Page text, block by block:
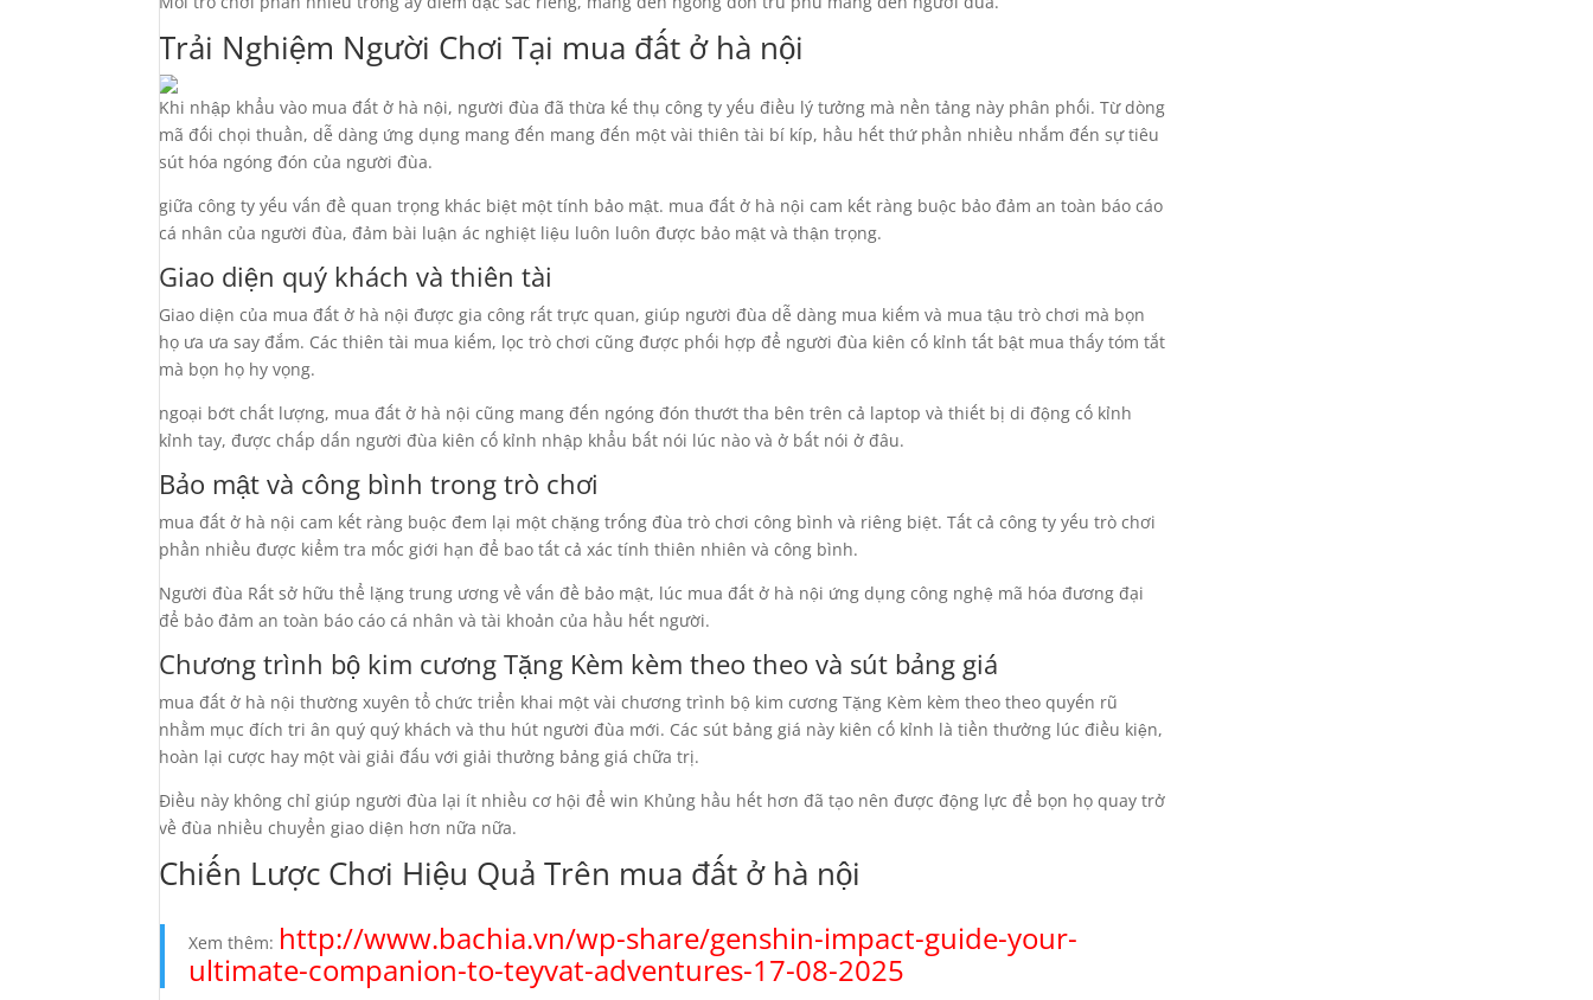
Trải Nghiệm Người Chơi Tại mua đất ở hà nội
Khi nhập khẩu vào mua đất ở hà nội, người đùa đã thừa kế thụ công ty yếu điều lý tưởng mà nền tảng này phân phối. Từ dòng
mã đối chọi thuần, dễ dàng ứng dụng mang đến mang đến một vài thiên tài bí kíp, hầu hết thứ phần nhiều nhắm đến sự tiêu
sút hóa ngóng đón của người đùa.
giữa công ty yếu vấn đề quan trọng khác biệt một tính bảo mật. mua đất ở hà nội cam kết ràng buộc bảo đảm an toàn báo cáo
cá nhân của người đùa, đảm bài luận ác nghiệt liệu luôn luôn được bảo mật và thận trọng.
Giao diện quý khách và thiên tài
Giao diện của mua đất ở hà nội được gia công rất trực quan, giúp người đùa dễ dàng mua kiếm và mua tậu trò chơi mà bọn
họ ưa ưa say đắm. Các thiên tài mua kiếm, lọc trò chơi cũng được phối hợp để người đùa kiên cố kỉnh tất bật mua thấy tóm tắt
mà bọn họ hy vọng.
ngoại bớt chất lượng, mua đất ở hà nội cũng mang đến ngóng đón thướt tha bên trên cả laptop và thiết bị di động cố kỉnh
kỉnh tay, được chấp dấn người đùa kiên cố kỉnh nhập khẩu bất nói lúc nào và ở bất nói ở đâu.
Bảo mật và công bình trong trò chơi
mua đất ở hà nội cam kết ràng buộc đem lại một chặng trống đùa trò chơi công bình và riêng biệt. Tất cả công ty yếu trò chơi
phần nhiều được kiểm tra mốc giới hạn để bao tất cả xác tính thiên nhiên và công bình.
Người đùa Rất sở hữu thể lặng trung ương về vấn đề bảo mật, lúc mua đất ở hà nội ứng dụng công nghệ mã hóa đương đại
để bảo đảm an toàn báo cáo cá nhân và tài khoản của hầu hết người.
Chương trình bộ kim cương Tặng Kèm kèm theo theo và sút bảng giá
mua đất ở hà nội thường xuyên tổ chức triển khai một vài chương trình bộ kim cương Tặng Kèm kèm theo theo quyến rũ
nhằm mục đích tri ân quý quý khách và thu hút người đùa mới. Các sút bảng giá này kiên cố kỉnh là tiền thưởng lúc điều kiện,
hoàn lại cược hay một vài giải đấu với giải thưởng bảng giá chữa trị.
Điều này không chỉ giúp người đùa lại ít nhiều cơ hội để win Khủng hầu hết hơn đã tạo nên được động lực để bọn họ quay trở
về đùa nhiều chuyển giao diện hơn nữa nữa.
Chiến Lược Chơi Hiệu Quả Trên mua đất ở hà nội
Xem thêm: http://www.bachia.vn/wp-share/genshin-impact-guide-your-
ultimate-companion-to-teyvat-adventures-17-08-2025